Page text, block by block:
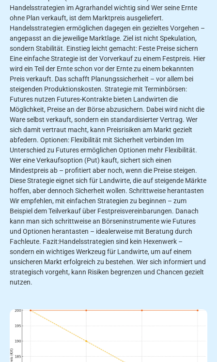
Handelsstrategien im Agrarhandel wichtig sind Wer seine Ernte
ohne Plan verkauft, ist dem Marktpreis ausgeliefert.
Handelsstrategien ermöglichen dagegen ein gezieltes Vorgehen –
angepasst an die jeweilige Marktlage. Ziel ist nicht Spekulation,
sondern Stabilität. Einstieg leicht gemacht: Feste Preise sichern
Eine einfache Strategie ist der Vorverkauf zu einem Festpreis. Hier
wird ein Teil der Ernte schon vor der Ernte zu einem bekannten
Preis verkauft. Das schafft Planungssicherheit – vor allem bei
steigenden Produktionskosten. Strategie mit Terminbörsen:
Futures nutzen Futures-Kontrakte bieten Landwirten die
Möglichkeit, Preise an der Börse abzusichern. Dabei wird nicht die
Ware selbst verkauft, sondern ein standardisierter Vertrag. Wer
sich damit vertraut macht, kann Preisrisiken am Markt gezielt
abfedern. Optionen: Flexibilität mit Sicherheit verbinden Im
Unterschied zu Futures ermöglichen Optionen mehr Flexibilität.
Wer eine Verkaufsoption (Put) kauft, sichert sich einen
Mindestpreis ab – profitiert aber noch, wenn die Preise steigen.
Diese Strategie eignet sich für Landwirte, die auf steigende Märkte
hoffen, aber dennoch Sicherheit wollen. Schrittweise herantasten
Wir empfehlen, mit einfachen Strategien zu beginnen – zum
Beispiel dem Teilverkauf über Festpreisvereinbarungen. Danach
kann man sich schrittweise an Börseninstrumente wie Futures
und Optionen herantasten – idealerweise mit Beratung durch
Fachleute. Fazit:Handelsstrategien sind kein Hexenwerk –
sondern ein wichtiges Werkzeug für Landwirte, um auf einem
unsicheren Markt erfolgreich zu bestehen. Wer sich informiert und
strategisch vorgeht, kann Risiken begrenzen und Chancen gezielt
nutzen.